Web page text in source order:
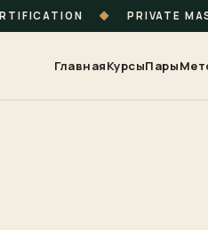
◆ PRIVATE
ГлавнаяКурсыПары